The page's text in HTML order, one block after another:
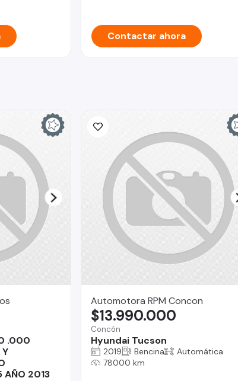
Contactar ahora
.000
AÑO 2013
Automotora RPM Concon
Concón
Hyundai Tucson
$13.990.000
2019 Bencina
Automática
78000 km